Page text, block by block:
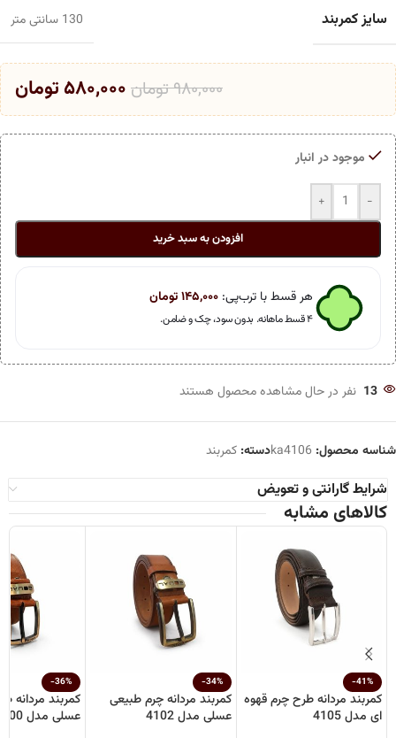
سایز کمربند 130 سانتی متر
۹۸۰,۰۰۰تومان ۵۸۰,۰۰۰ تومان
موجود در انبار
-
+
افزودن به سبد خرید
هر قسط با ترب‌پی: ۱۴۵,۰۰۰تومان
۴ قسط ماهانه. بدون سود، چک و ضامن.
13 نفر در حال مشاهده محصول هستند
شناسه محصول: ka4106دسته: کمربند
شرایط گارانتی و تعویض
کالاهای مشابه
-41%
کمربند مردانه طرح چرم قهوه
ای مدل 4105
-34%
کمربند مردانه چرم طبیعی
عسلی مدل 4102
-36%
کمربند مردانه
عسلی مدل 4100